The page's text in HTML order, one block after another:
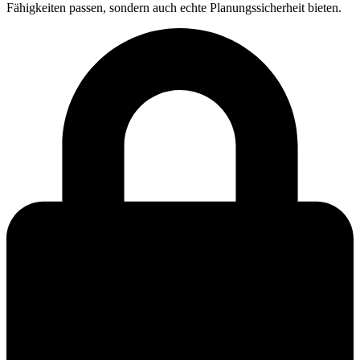
Fähigkeiten passen, sondern auch echte Planungssicherheit bieten.